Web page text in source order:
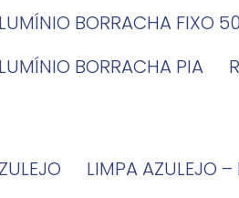
BORRACHA FIXO
BORRACHA PIA
LIMPA AZULEJO –